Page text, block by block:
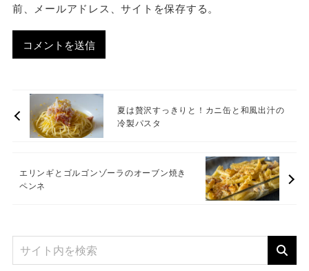
前、メールアドレス、サイトを保存する。
夏は贅沢すっきりと！カニ缶と和風出汁の
冷製パスタ
エリンギとゴルゴンゾーラのオーブン焼き
ペンネ